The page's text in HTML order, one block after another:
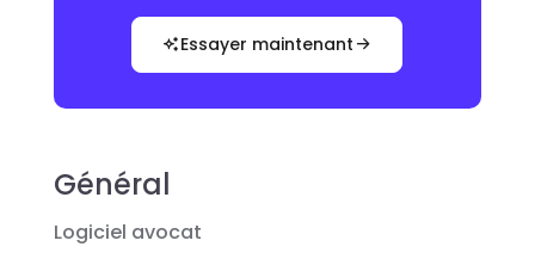
Essayer maintenant
Général
Logiciel avocat